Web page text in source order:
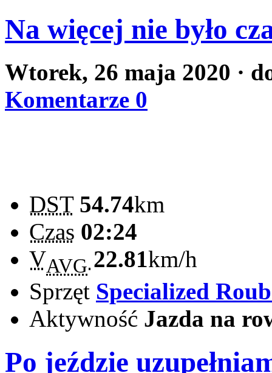
Na więcej nie było
Wtorek, 26 maja 2020 ·
Komentarze 0
DST 54.74km
Czas 02:24
VAVG 22.81km/h
Sprzęt Specialized
Aktywność Jazda na
Po jeździe